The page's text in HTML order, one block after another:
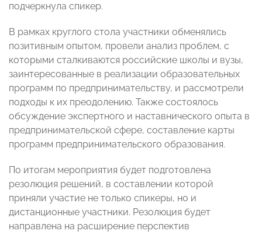
подчеркнула спикер.
В рамках круглого стола участники обменялись
позитивным опытом, провели анализ проблем, с
которыми сталкиваются российские школы и вузы,
заинтересованные в реализации образовательных
программ по предпринимательству, и рассмотрели
подходы к их преодолению. Также состоялось
обсуждение экспертного и наставнического опыта в
предпринимательской сфере, составление карты
программ предпринимательского образования.
По итогам мероприятия будет подготовлена
резолюция решений, в составлении которой
приняли участие не только спикеры, но и
дистанционные участники. Резолюция будет
направлена на расширение перспектив